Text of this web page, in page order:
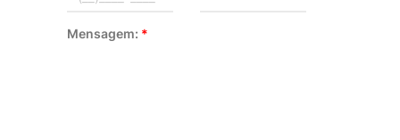
Mensagem: *